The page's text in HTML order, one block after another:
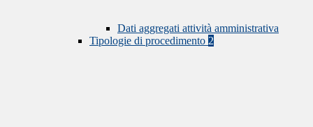
Dati aggregati attività amministrativa
Tipologie di procedimento 2